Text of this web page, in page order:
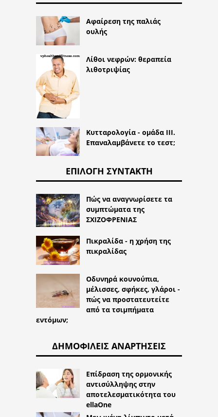
Αφαίρεση της παλιάς
ουλής
Λίθοι νεφρών: θεραπεία
λιθοτριψίας
Κυτταρολογία - ομάδα III.
Επαναλαμβάνετε το τεστ;
ΕΠΙΛΟΓΉ ΣΥΝΤΆΚΤΗ
Πώς να αναγνωρίσετε τα
συμπτώματα της
ΣΧΙΖΟΦΡΕΝΙΑΣ
Πικραλίδα - η χρήση της
πικραλίδας
Οδυνηρά κουνούπια,
μέλισσες, σφήκες, γλάροι -
πώς να προστατευτείτε
από τα τσιμπήματα
εντόμων;
ΔΗΜΟΦΙΛΕΊΣ ΑΝΑΡΤΉΣΕΙΣ
Επίδραση της ορμονικής
αντισύλληψης στην
αποτελεσματικότητα του
ellaOne